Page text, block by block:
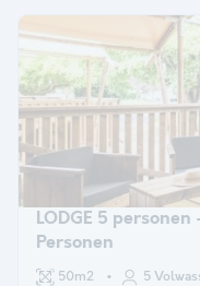
LODGE 5
Personen
50m2 5